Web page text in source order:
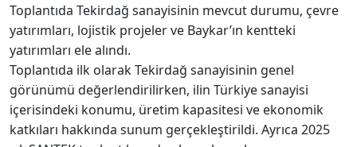
Toplantıda Tekirdağ sanayisinin mevcut durumu, çevre
yatırımları, lojistik projeler ve Baykar’ın kentteki
yatırımları ele alındı.
Toplantıda ilk olarak Tekirdağ sanayisinin genel
görünümü değerlendirilirken, ilin Türkiye sanayisi
içerisindeki konumu, üretim kapasitesi ve ekonomik
katkıları hakkında sunum gerçekleştirildi. Ayrıca 2025